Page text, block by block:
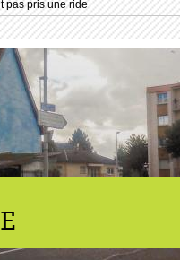
pas pris une ride